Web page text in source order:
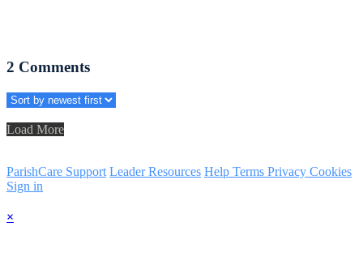
2 Comments
Load More
ParishCare Support Leader Resources Help Terms Privacy Cookies
Sign in
×